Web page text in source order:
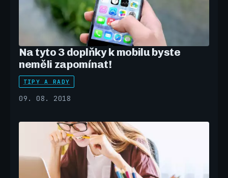
Na tyto 3 doplňky k mobilu byste
neměli zapomínat!
TIPY A RADY
09. 08. 2018